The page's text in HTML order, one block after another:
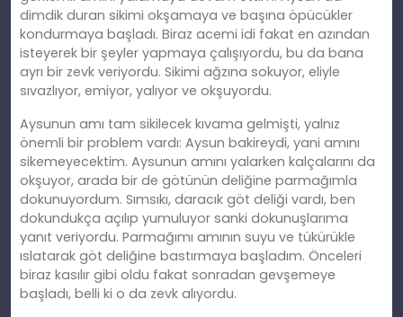
dimdik duran sikimi okşamaya ve başına öpücükler
kondurmaya başladı. Biraz acemi idi fakat en azından
isteyerek bir şeyler yapmaya çalışıyordu, bu da bana
ayrı bir zevk veriyordu. Sikimi ağzına sokuyor, eliyle
sıvazlıyor, emiyor, yalıyor ve okşuyordu.
Aysunun amı tam sikilecek kıvama gelmişti, yalnız
önemli bir problem vardı: Aysun bakireydi, yani amını
sikemeyecektim. Aysunun amını yalarken kalçalarını da
okşuyor, arada bir de götünün deliğine parmağımla
dokunuyordum. Sımsıkı, daracık göt deliği vardı, ben
dokundukça açılıp yumuluyor sanki dokunuşlarıma
yanıt veriyordu. Parmağımı amının suyu ve tükürükle
ıslatarak göt deliğine bastırmaya başladım. Önceleri
biraz kasılır gibi oldu fakat sonradan gevşemeye
başladı, belli ki o da zevk alıyordu.